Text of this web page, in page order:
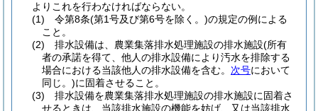
よりこれを行わなければならない。
(1)
令第8条(第1号及び第6号を除く。)の規定の例による
こと。
(2)
排水設備は、農業集落排水処理施設の排水施設(所有
者の承諾を得て、他人の排水設備により汚水を排除する
場合における当該他人の排水設備を含む。 次号において
同じ。)に固着させること。
(3)
排水設備を農業集落排水処理施設の排水施設に固着さ
せるときは、当該排水施設の機能を妨げ、又は当該排水